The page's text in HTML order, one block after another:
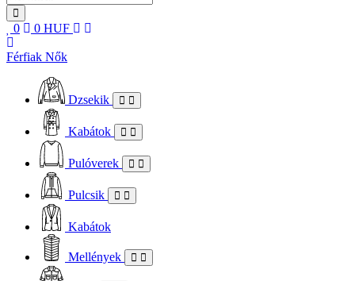
0 0 HUF
Férfiak Nők
Dzsekik
Kabátok
Pulóverek
Pulcsik
Kabátok
Mellények